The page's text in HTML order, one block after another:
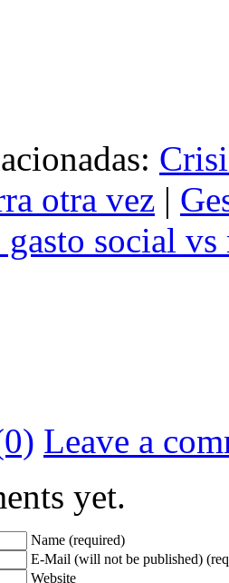
otra vez |
social
Leave a
yet.
Name (required)
E-Mail (will not be published)
Website